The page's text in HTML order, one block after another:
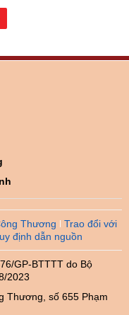
Thương
Trao đổi với
định dẫn nguồn
GP-BTTTT do Bộ
2023
Thương, số 655 Phạm